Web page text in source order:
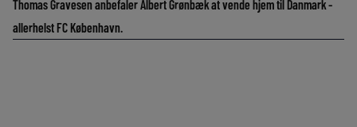
Thomas Gravesen anbefaler Albert Grønbæk at vende hjem til Danmark -
allerhelst FC København.